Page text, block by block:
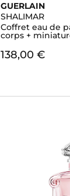
GUERLAIN
SHALIMAR
Coffret eau de
corps +
138,00 €